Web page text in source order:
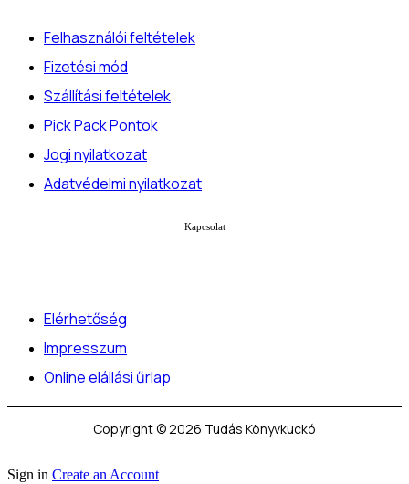
Felhasználói feltételek
Fizetési mód
Szállítási feltételek
Pick Pack Pontok
Jogi nyilatkozat
Adatvédelmi nyilatkozat
Kapcsolat
Elérhetőség
Impresszum
Online elállási űrlap
Copyright © 2026 Tudás Könyvkuckó
Sign in Create an Account